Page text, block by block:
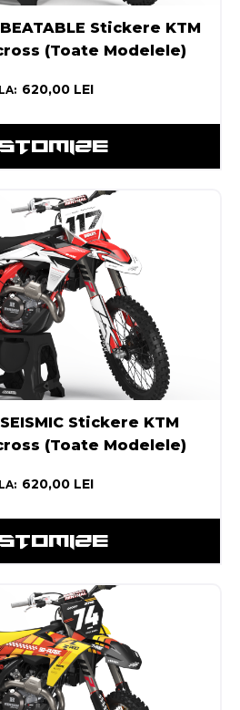
Stickere KTM
(Toate Modelele)
620,00 LEI
Stickere KTM
(Toate Modelele)
620,00 LEI